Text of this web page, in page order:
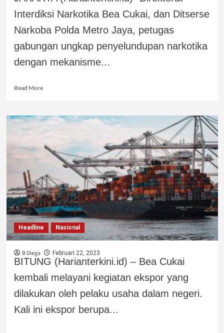
Interdiksi Narkotika Bea Cukai, dan Ditserse
Narkoba Polda Metro Jaya, petugas
gabungan ungkap penyelundupan narkotika
dengan mekanisme...
Read More
Headline Nasional
B Diega Februari 22, 2023
BITUNG (Harianterkini.id) – Bea Cukai
kembali melayani kegiatan ekspor yang
dilakukan oleh pelaku usaha dalam negeri.
Kali ini ekspor berupa...